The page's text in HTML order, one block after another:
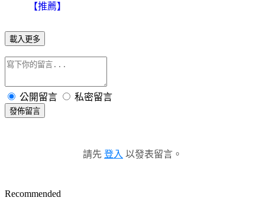
【推薦】
載入更多
公開留言 私密留言
發佈留言
請先 登入 以發表留言。
Recommended